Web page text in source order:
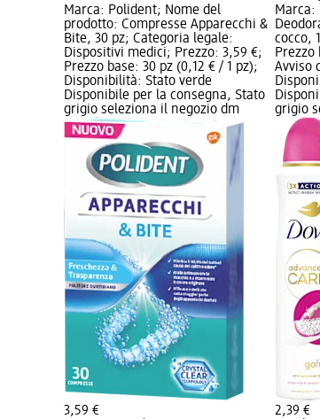
Marca: Polident; Nome del
prodotto: Compresse Apparecchi &
Bite, 30 pz; Categoria legale:
Dispositivi medici; Prezzo: 3,59 €;
Prezzo base: 30 pz (0,12 € / 1 pz);
Disponibilità: Stato verde
Disponibile per la consegna, Stato
grigio seleziona il negozio dm
3,59 €
Marca:
cocco,
Prezzo
Avviso
grigio
2,39 €